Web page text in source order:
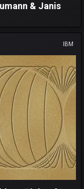
& Janis
IBM